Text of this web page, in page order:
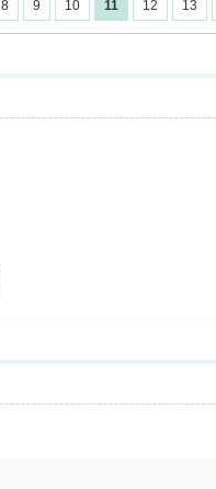
8 9 10 11 12 13